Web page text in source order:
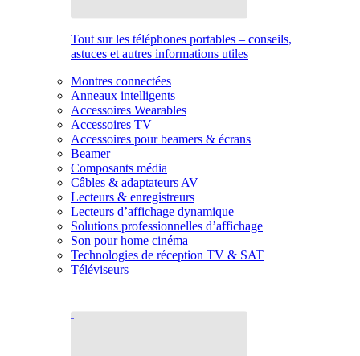
Tout sur les téléphones portables – conseils,
astuces et autres informations utiles
Montres connectées
Anneaux intelligents
Accessoires Wearables
Accessoires TV
Accessoires pour beamers & écrans
Beamer
Composants média
Câbles & adaptateurs AV
Lecteurs & enregistreurs
Lecteurs d’affichage dynamique
Solutions professionnelles d’affichage
Son pour home cinéma
Technologies de réception TV & SAT
Téléviseurs